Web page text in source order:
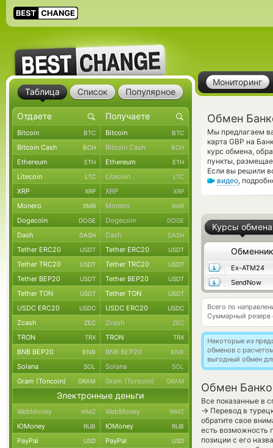
Мониторинг
Обмен
Мы предлагаем
карта GBP на
курс обмена,
пункты,
Если вы решили
видео,
Курсы обмена
Обменник
Ex-ATM24
SendNow
Всего по
Суммарный резерв
Некоторые из
обменов с
выгодный обмен
Обмен
Все показанные в
→ Перевод в
обратите свое
есть возможность
позиции с его
Таблица Список Популярное
Bitcoin BTC Bitcoin BTC
Bitcoin Cash BCH Bitcoin Cash BCH
Ethereum ETH Ethereum ETH
Litecoin LTC Litecoin LTC
XRP XRP XRP XRP
Monero XMR Monero XMR
Dogecoin DOGE Dogecoin DOGE
Dash DASH Dash DASH
Tether ERC20 USDT Tether ERC20 USDT
Tether TRC20 USDT Tether TRC20 USDT
Tether BEP20 USDT Tether BEP20 USDT
Tether TON USDT Tether TON USDT
USDC ERC20 USDC USDC ERC20 USDC
Zcash ZEC Zcash ZEC
TRON TRX TRON TRX
BNB BEP20 BNB BNB BEP20 BNB
Solana SOL Solana SOL
Gram (Toncoin) GRAM Gram (Toncoin) GRAM
Электронные деньги
WebMoney WMZ WebMoney WMZ
ЮMoney RUB ЮMoney RUB
PayPal USD PayPal USD